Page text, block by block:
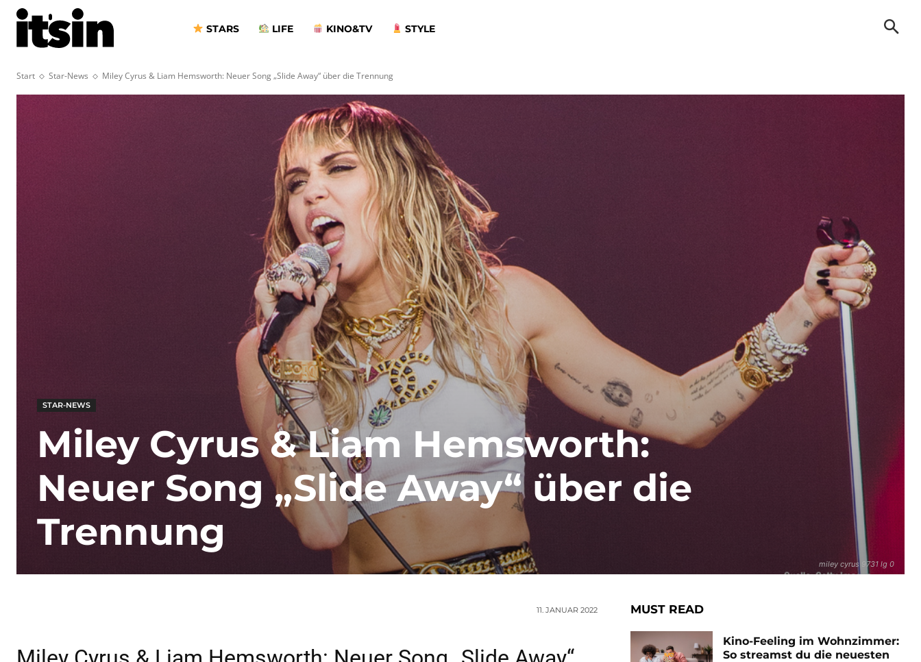
STARS LIFE KINO&TV STYLE
Start Star-News Miley Cyrus & Liam Hemsworth: Neuer Song „Slide Away“ über die Trennung
miley cyrus 9731 lg 0
STAR-NEWS
Miley Cyrus & Liam Hemsworth:
Neuer Song „Slide Away“ über die
Trennung
11. JANUAR 2022 MUST READ
Kino-Feeling im Wohnzimmer:
So streamst du die neuesten